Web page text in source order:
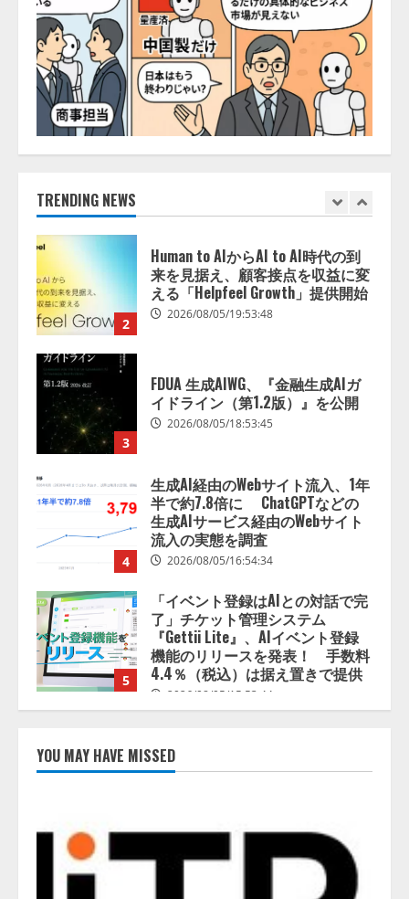
TRENDING NEWS
5
「イベント登録はAIとの対話で完
了」チケット管理システム
『Gettii Lite』、AIイベント登録
機能のリリースを発表！ 手数料
4.4％（税込）は据え置きで提供
2026/08/05/15:53:44
1
PeopleX、『AI面接の教科書——
人と人がより良く出会うための使
2
Human to AIからAI to AI時代の到
来を見据え、顧客接点を収益に変
える「Helpfeel Growth」提供開始
2026/08/05/19:53:48
3
FDUA 生成AIWG、『金融生成AIガ
イドライン（第1.2版）』を公開
2026/08/05/18:53:45
4
生成AI経由のWebサイト流入、1年
半で約7.8倍に ChatGPTなどの
生成AIサービス経由のWebサイト
流入の実態を調査
2026/08/05/16:54:34
5
「イベント登録はAIとの対話で完
了」チケット管理システム
『Gettii Lite』、AIイベント登録
機能のリリースを発表！ 手数料
4.4％（税込）は据え置きで提供
2026/08/05/15:53:44
人と人がより良く出会うための使
い方』の刊行予定を公開
Human to AIからAI to AI時代の到
来を見据え、顧客接点を収益に変
える「Helpfeel Growth」提供開始
YOU MAY HAVE MISSED